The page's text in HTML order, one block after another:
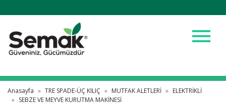
menu
Anasayfa TRE SPADE-ÜÇ KILIÇ MUTFAK ALETLERİ
ELEKTRİKLİ
SEBZE VE MEYVE KURUTMA MAKİNESİ